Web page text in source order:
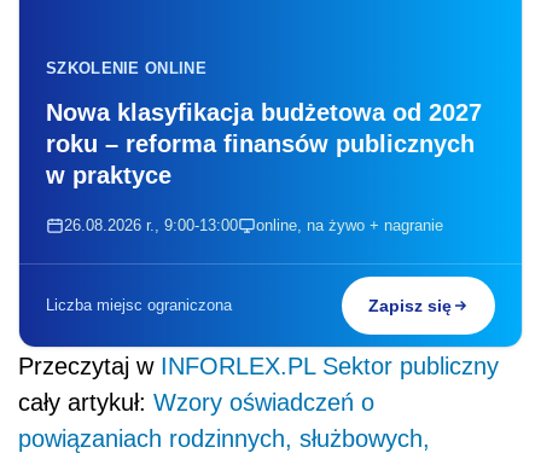
SZKOLENIE ONLINE
Nowa klasyfikacja budżetowa od 2027
roku – reforma finansów publicznych
w praktyce
26.08.2026 r., 9:00-13:00 online, na żywo + nagranie
Liczba miejsc ograniczona Zapisz się
Przeczytaj w INFORLEX.PL Sektor publiczny
cały artykuł: Wzory oświadczeń o
powiązaniach rodzinnych, służbowych,